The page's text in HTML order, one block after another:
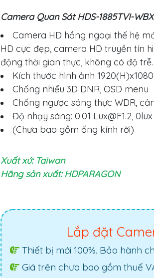
Camera Quan Sát HDS-1885TVI-WBX
Camera HD hồng ngoại thế hệ
HD cực đẹp, camera HD truyền tín
động thời gian thực, không có độ trễ.
Kích thước hình ảnh
Chống nhiểu 3D DNR, OSD menu
Chống ngược sáng thực WDR,
Độ nhạy sáng: 0.01 Lux@F1.2,
(Chưa bao gồm ống kính rời)
Xuất xứ: Taiwan
Hãng sản xuất: HDPARAGON
Lắp đặt
Thiết bị mới 100%. Bảo hành
Giá trên chưa bao gồm thuế